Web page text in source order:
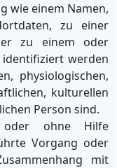
wie einem Namen,
zu einer
zu einem oder
werden
physiologischen,
kulturellen
Person sind.
ohne Hilfe
Vorgang oder
mit